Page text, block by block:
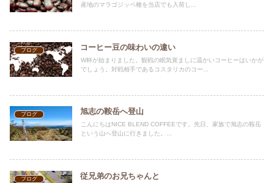
産地のマラゴジッペ種を当店でも入荷し...
ブログ コーヒー豆の味わいの違い
W杯が始まりました。観戦の眠気覚ましに温かいコーヒーはいかが
でしょう。対戦相手であるコスタリカのコー...
ブログ 旭志の鞍岳へ登山
こんにちはNICE BLEND COFFEEです。先日、家族で旭志の鞍岳
という山へ登山に行きました。...
ブログ 従兄弟のお兄ちゃんと